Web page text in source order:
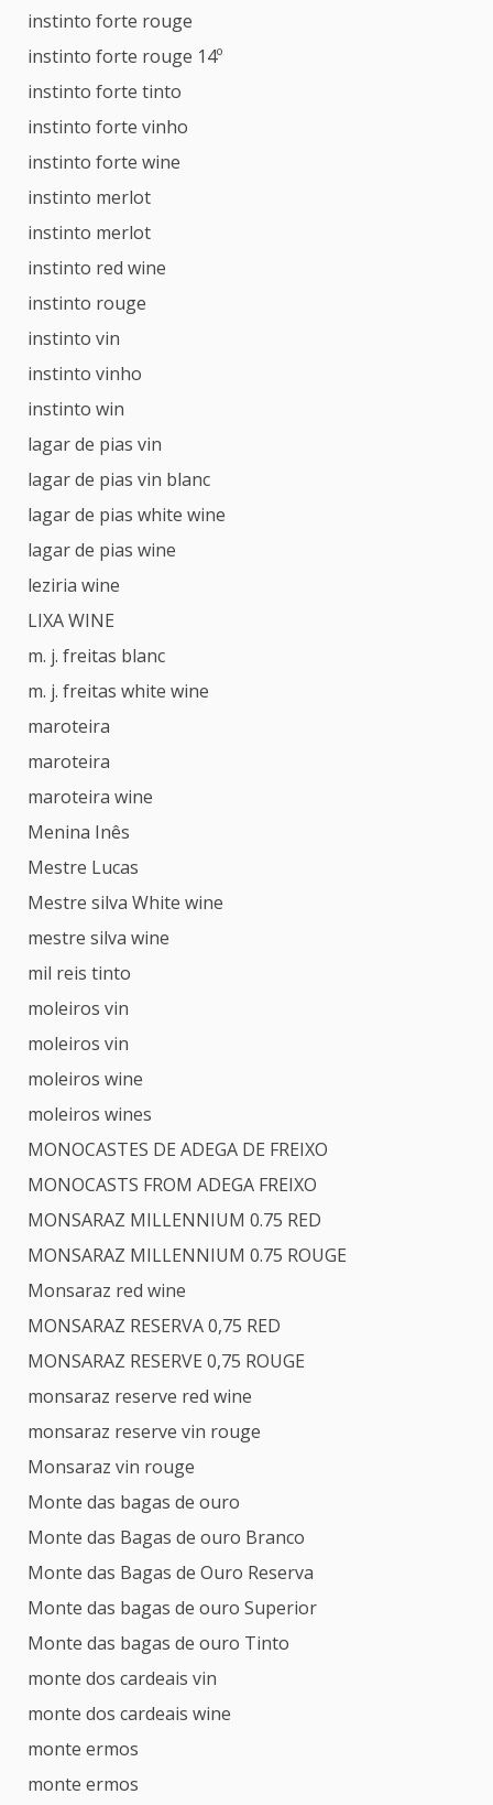
instinto forte rouge
instinto forte rouge 14º
instinto forte tinto
instinto forte vinho
instinto forte wine
instinto merlot
instinto merlot
instinto red wine
instinto rouge
instinto vin
instinto vinho
instinto win
lagar de pias vin
lagar de pias vin blanc
lagar de pias white wine
lagar de pias wine
leziria wine
LIXA WINE
m. j. freitas blanc
m. j. freitas white wine
maroteira
maroteira
maroteira wine
Menina Inês
Mestre Lucas
Mestre silva White wine
mestre silva wine
mil reis tinto
moleiros vin
moleiros vin
moleiros wine
moleiros wines
MONOCASTES DE ADEGA DE FREIXO
MONOCASTS FROM ADEGA FREIXO
MONSARAZ MILLENNIUM 0.75 RED
MONSARAZ MILLENNIUM 0.75 ROUGE
Monsaraz red wine
MONSARAZ RESERVA 0,75 RED
MONSARAZ RESERVE 0,75 ROUGE
monsaraz reserve red wine
monsaraz reserve vin rouge
Monsaraz vin rouge
Monte das bagas de ouro
Monte das Bagas de ouro Branco
Monte das Bagas de Ouro Reserva
Monte das bagas de ouro Superior
Monte das bagas de ouro Tinto
monte dos cardeais vin
monte dos cardeais wine
monte ermos
monte ermos